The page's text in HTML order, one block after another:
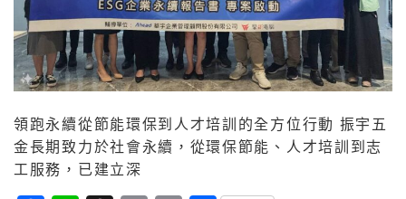
領跑永續從節能環保到人才培訓的全方位行動 振宇五
金長期致力於社會永續，從環保節能、人才培訓到志
工服務，已建立深